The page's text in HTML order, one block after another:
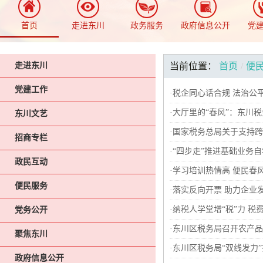
首页 走进东川 政务服务 政府信息公开 党
走进东川
党建工作
东川文艺
招商专栏
政民互动
便民服务
党务公开
聚焦东川
政府信息公开
当前位置： 首页 / 便
·税企同心话合规 法治公
· 大厅里的“春风”：东川
· 国家税务总局关于支持
·“四步走”推进基础业务
·学习培训热情高 便民春
·落实反向开票 助力企业
·纳税人学堂增“税”力 税
· 东川区税务局召开农产
· 东川区税务局“双线发力